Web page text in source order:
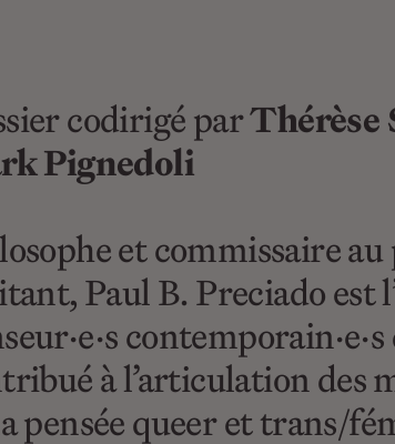
codirigé parThérèse
Pignedoli
et commissaire
Paul B. Preciado est
à l’articulation des
pensée queer et trans/